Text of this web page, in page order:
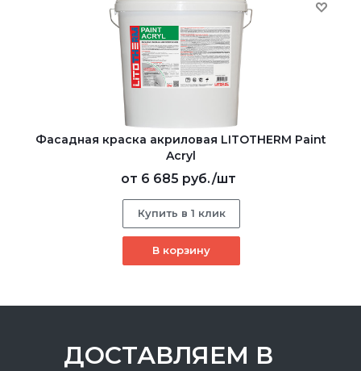
Фасадная краска акриловая LITOTHERM Paint
Acryl
от 6 685 руб./шт
Купить в 1 клик
В корзину
ДОСТАВЛЯЕМ В